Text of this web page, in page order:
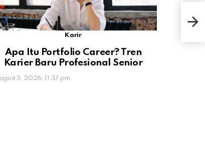
Karir
Apa Itu Portfolio Career? Tren
Karier Baru Profesional Senior
3, 2026, 11:37 pm